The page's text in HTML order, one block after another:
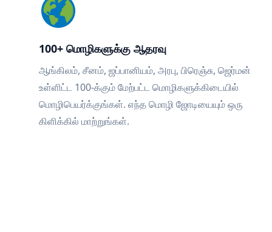
100+ மொழிகளுக்கு ஆதரவு
ஆங்கிலம், சீனம், ஜப்பானியம், அரபு, பிரெஞ்சு, ஜெர்மன்
உள்ளிட்ட 100-க்கும் மேற்பட்ட மொழிகளுக்கிடையில்
மொழிபெயர்க்குங்கள். எந்த மொழி ஜோடியையும் ஒரு
கிளிக்கில் மாற்றுங்கள்.